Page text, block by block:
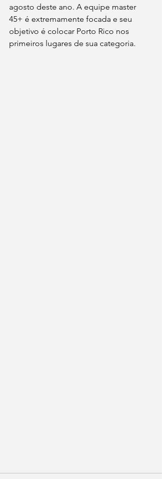
agosto deste ano. A equipe master
45+ é extremamente focada e seu
objetivo é colocar Porto Rico nos
primeiros lugares de sua categoria.